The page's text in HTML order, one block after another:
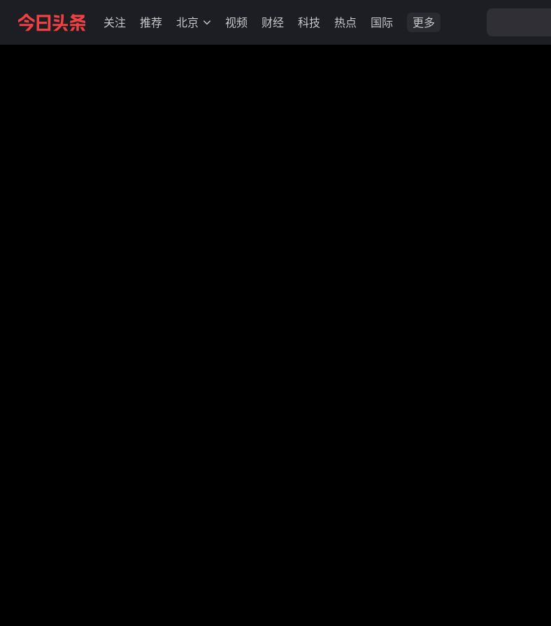
关注 推荐 北京 视频 财经 科技 热点 国际 更多